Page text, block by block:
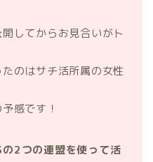
してからお見合いがト
のはサチ活所属の女性
感です！
2つの連盟を使って活